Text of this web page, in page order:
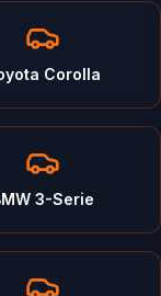
Corolla
3-Serie